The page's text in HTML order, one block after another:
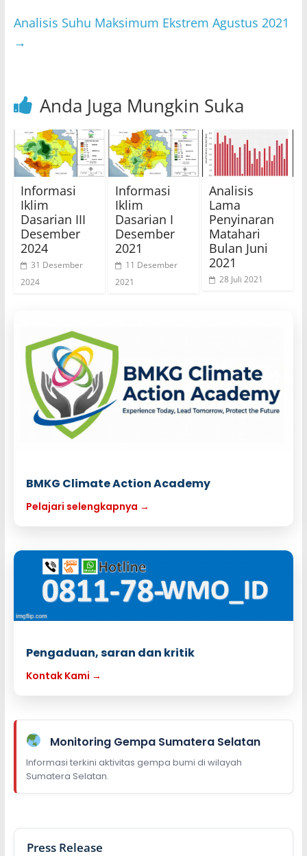
k
Analisis Suhu Maksimum Ekstrem Agustus 2021
→
Anda Juga Mungkin Suka
Informasi
Iklim
Dasarian III
Desember
2024
31 Desember
2024
Informasi
Iklim
Dasarian I
Desember
2021
11 Desember
2021
Analisis
Lama
Penyinaran
Matahari
Bulan Juni
2021
28 Juli 2021
BMKG Climate Action Academy
Pelajari selengkapnya →
Pengaduan, saran dan kritik
Kontak Kami →
Monitoring Gempa Sumatera Selatan
Informasi terkini aktivitas gempa bumi di wilayah
Sumatera Selatan.
Press Release